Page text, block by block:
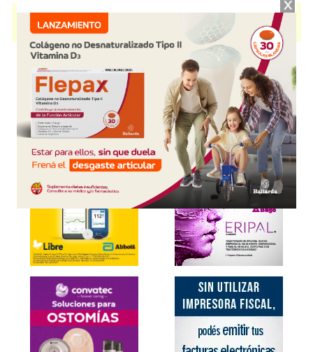
Analgésico Antiinflam. .
Es producido porCassará y cuenta con 1 presentación disponible.
Explorar más
Otros productos con
ibuprofeno
Otros productos de